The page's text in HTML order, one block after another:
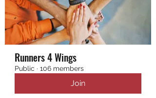
Runners 4 Wings
Public · 106 members
Join